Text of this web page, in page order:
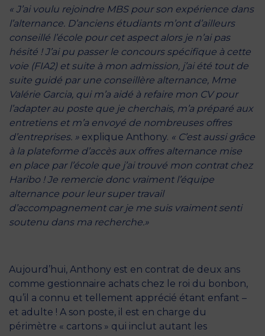
« J’ai voulu rejoindre MBS pour son expérience dans
l’alternance. D’anciens étudiants m’ont d’ailleurs
conseillé l’école pour cet aspect alors je n’ai pas
hésité ! J’ai pu passer le concours spécifique à cette
voie (FIA2) et suite à mon admission, j’ai été tout de
suite guidé par une conseillère alternance, Mme
Valérie Garcia, qui m’a aidé à refaire mon CV pour
l’adapter au poste que je cherchais, m’a préparé aux
entretiens et m’a envoyé de nombreuses offres
d’entreprises. » explique Anthony. « C’est aussi grâce
à la plateforme d’accès aux offres alternance mise
en place par l’école que j’ai trouvé mon contrat chez
Haribo ! Je remercie donc vraiment l’équipe
alternance pour leur super travail
d’accompagnement car je me suis vraiment senti
soutenu dans ma recherche.»
Aujourd’hui, Anthony est en contrat de deux ans
comme gestionnaire achats chez le roi du bonbon,
qu’il a connu et tellement apprécié étant enfant –
et adulte ! A son poste, il est en charge du
périmètre « cartons » qui inclut autant les